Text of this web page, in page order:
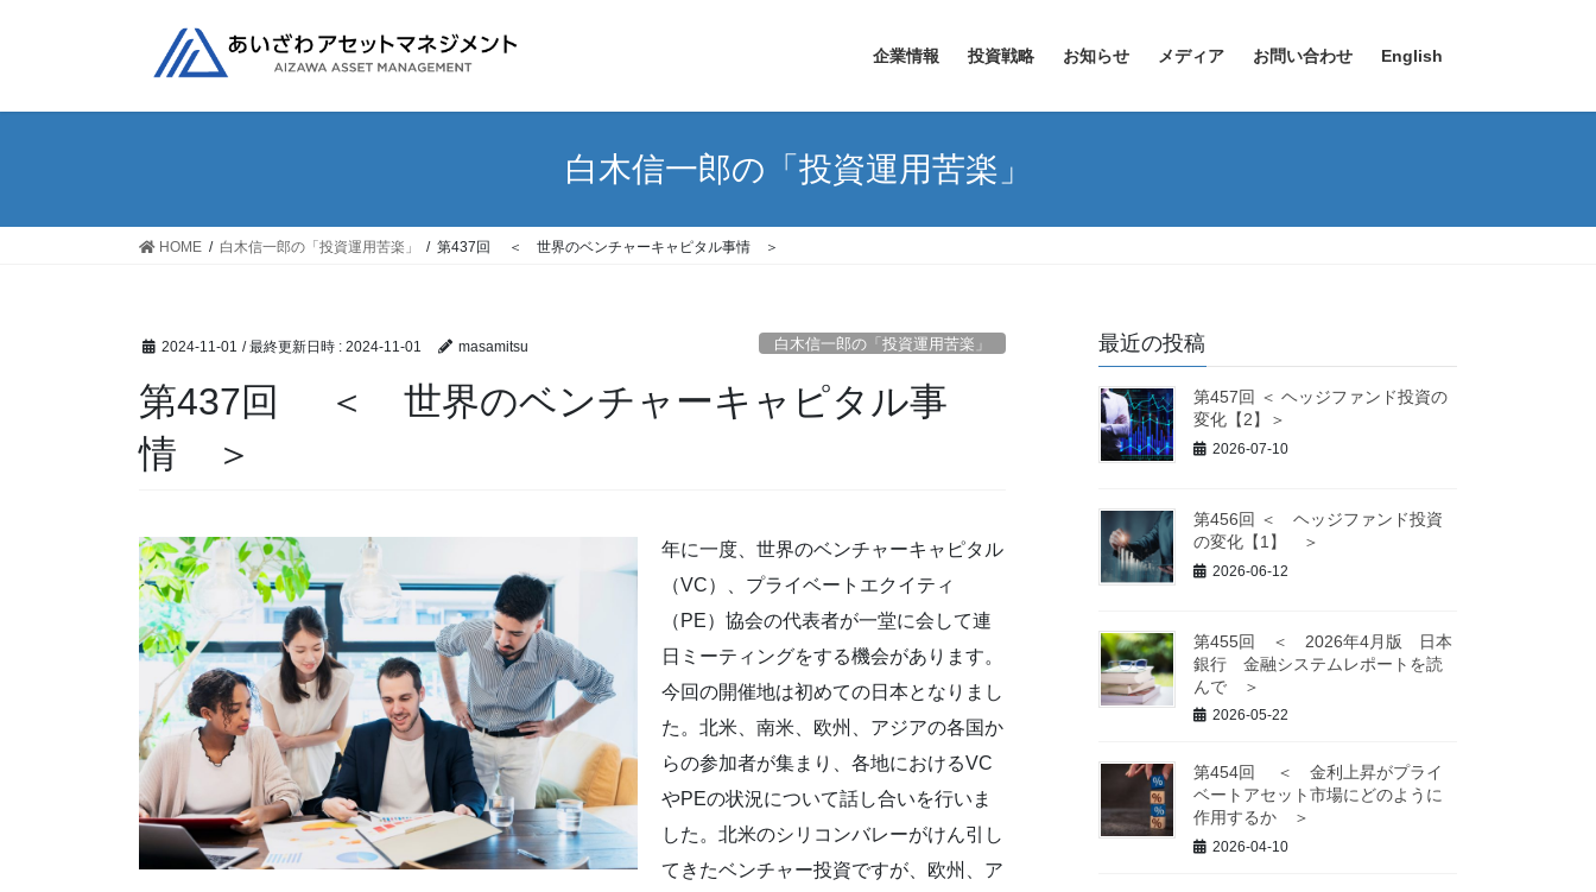
企業情報 投資戦略 お知らせ メディア お問い合わせ English
白木信一郎の「投資運用苦楽」
HOME 白木信一郎の「投資運用苦楽」 第437回 ＜ 世界のベンチャーキャピタル事情 ＞
2024-11-01 / 最終更新日時 : 2024-11-01 masamitsu 白木信一郎の「投資運用苦楽」
第437回 ＜ 世界のベンチャーキャピタル事
情 ＞
年に一度、世界のベンチャーキャピタル
（VC）、プライベートエクイティ
（PE）協会の代表者が一堂に会して連
日ミーティングをする機会があります。
今回の開催地は初めての日本となりまし
た。北米、南米、欧州、アジアの各国か
らの参加者が集まり、各地におけるVC
やPEの状況について話し合いを行いま
した。北米のシリコンバレーがけん引し
てきたベンチャー投資ですが、欧州、ア
最近の投稿
第457回 ＜ ヘッジファンド投資の
変化【2】＞
2026-07-10
第456回 ＜ ヘッジファンド投資
の変化【1】 ＞
2026-06-12
第455回 ＜ 2026年4月版 日本
銀行 金融システムレポートを読
んで ＞
2026-05-22
第454回 ＜ 金利上昇がプライ
ベートアセット市場にどのように
作用するか ＞
2026-04-10